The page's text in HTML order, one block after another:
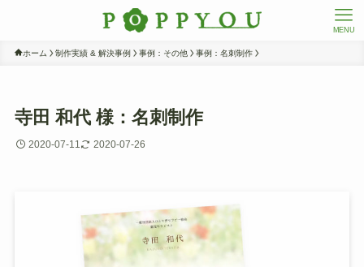
MENU
ホーム 制作実績 & 解決事例 事例：その他 事例：名刺制作
寺田 和代 様：名刺制作
2020-07-11 2020-07-26